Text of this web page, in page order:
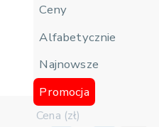
Ceny
Alfabetycznie
Najnowsze
Promocja
Cena (zł)